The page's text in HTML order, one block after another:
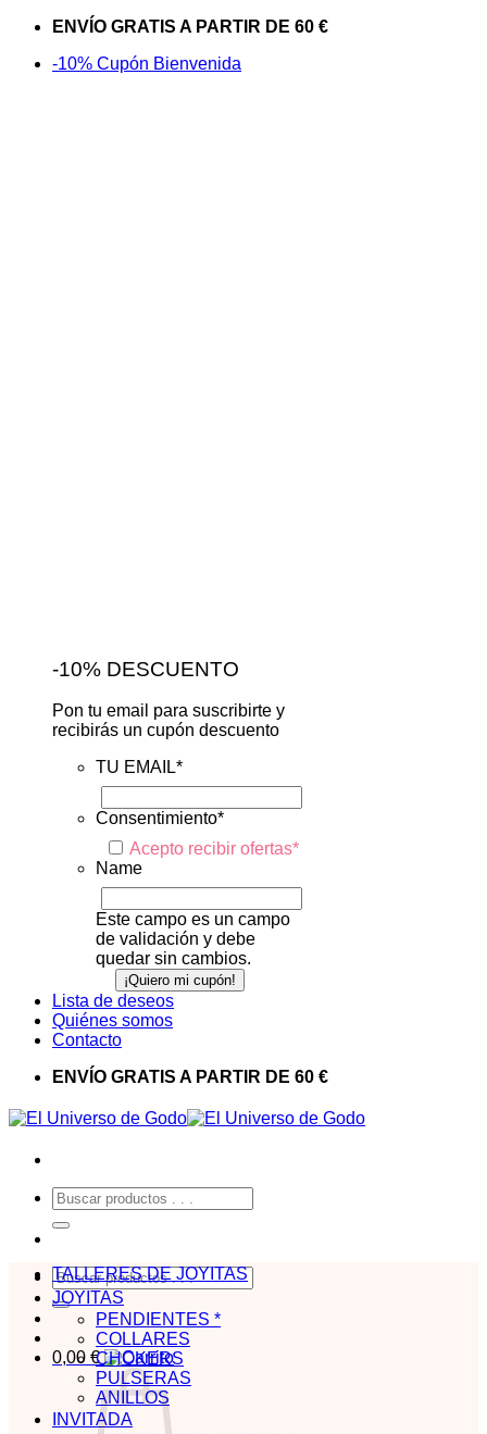
Saltar
contenido
ENVÍO GRATIS A PARTIR DE 60 €
-10% Cupón Bienvenida
-10% DESCUENTO
Pon tu email para suscribirte y
recibirás un cupón descuento
TU EMAIL*
Consentimiento*
Acepto recibir ofertas*
Name
Este campo es un campo
de validación y debe
quedar sin cambios.
Lista de deseos
Quiénes somos
Contacto
ENVÍO GRATIS A PARTIR DE 60 €
Buscar
por:
Buscar
por:
0,00 €
TALLERES DE JOYITAS
JOYITAS
PENDIENTES *
COLLARES
CHOKERS
PULSERAS
ANILLOS
INVITADA